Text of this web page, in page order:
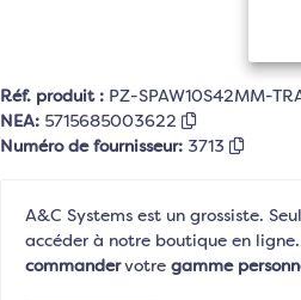
Réf. produit : PZ-SPAW10S42MM-
NEA: 5715685003622
Numéro de fournisseur: 3713
A&C Systems est un grossiste.
accéder à notre boutique en
commandervotre gamme